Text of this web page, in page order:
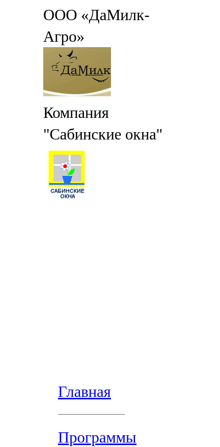
ООО «ДаМилк-
Агро»
Компания
"Сабинские окна"
Главная
Программы